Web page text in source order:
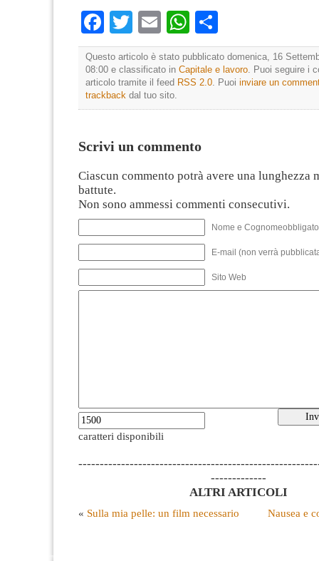
Facebook
TwitterEmailWhatsApp
Questo articolo è stato pubblicato domenica, 16
08:00 e classificato in Capitale e lavoro. Puoi seguire i
articolo tramite il feed RSS 2.0. Puoi inviare un
trackback dal tuo sito.
Scrivi un commento
Ciascun commento potrà avere una lunghezza
battute.
Non sono ammessi commenti consecutivi.
Nome e
E-mail (non verrà
Sito Web
caratteri disponibili
-------------
ALTRI ARTICOLI
« Sulla mia pelle: un film necessario Nausea e